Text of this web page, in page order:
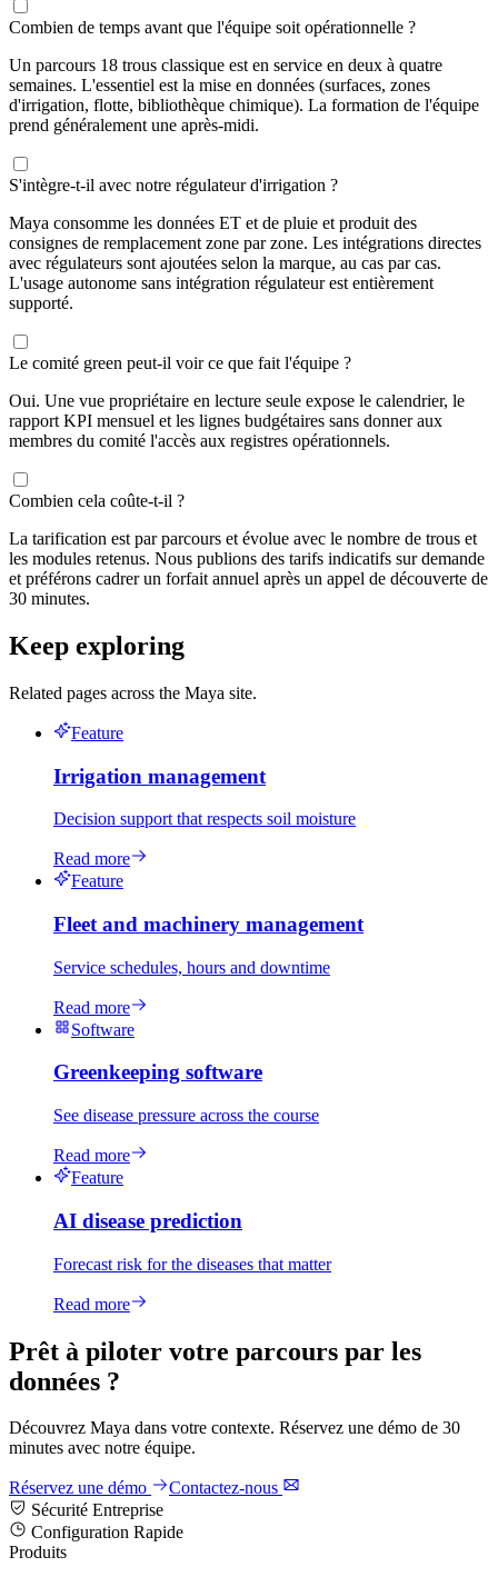
Combien de temps avant que l'équipe soit opérationnelle ?
Un parcours 18 trous classique est en service en deux à quatre
semaines. L'essentiel est la mise en données (surfaces, zones
d'irrigation, flotte, bibliothèque chimique). La formation de l'équipe
prend généralement une après-midi.
S'intègre-t-il avec notre régulateur d'irrigation ?
Maya consomme les données ET et de pluie et produit des
consignes de remplacement zone par zone. Les intégrations directes
avec régulateurs sont ajoutées selon la marque, au cas par cas.
L'usage autonome sans intégration régulateur est entièrement
supporté.
Le comité green peut-il voir ce que fait l'équipe ?
Oui. Une vue propriétaire en lecture seule expose le calendrier, le
rapport KPI mensuel et les lignes budgétaires sans donner aux
membres du comité l'accès aux registres opérationnels.
Combien cela coûte-t-il ?
La tarification est par parcours et évolue avec le nombre de trous et
les modules retenus. Nous publions des tarifs indicatifs sur demande
et préférons cadrer un forfait annuel après un appel de découverte de
30 minutes.
Keep exploring
Related pages across the Maya site.
Feature
Irrigation management
Decision support that respects soil moisture
Read more
Feature
Fleet and machinery management
Service schedules, hours and downtime
Read more
Software
Greenkeeping software
See disease pressure across the course
Read more
Feature
AI disease prediction
Forecast risk for the diseases that matter
Read more
Prêt à piloter votre parcours par les
données ?
Découvrez Maya dans votre contexte. Réservez une démo de 30
minutes avec notre équipe.
Réservez une démo
Contactez-nous
Sécurité Entreprise
Configuration Rapide
Produits